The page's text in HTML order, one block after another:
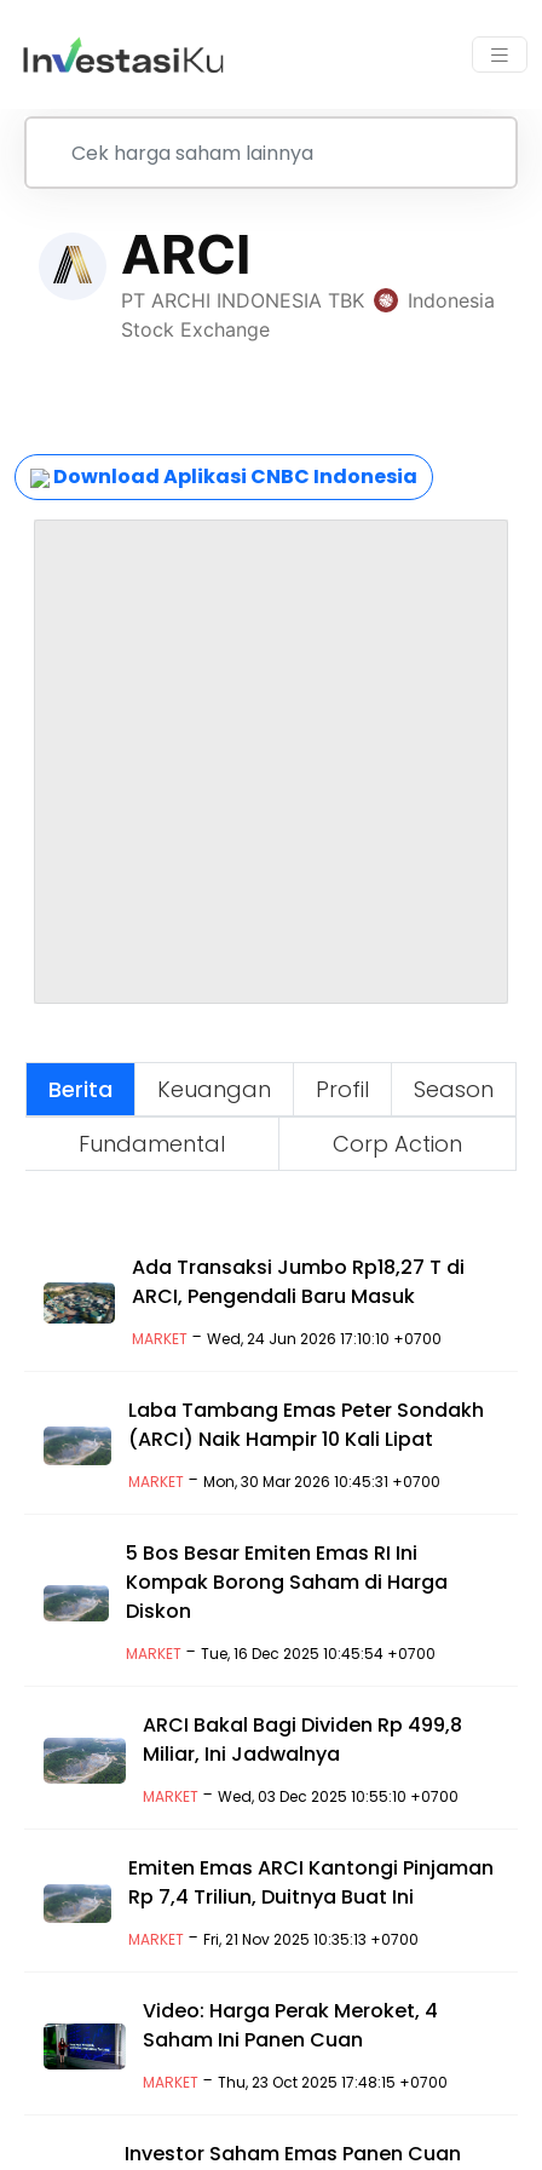
Download Aplikasi CNBC Indonesia
Berita Keuangan Profil
Season
Fundamental
Corp Action
Ada Transaksi Jumbo Rp18,27 T di
ARCI, Pengendali Baru Masuk
MARKET -Wed, 24 Jun 2026 17:10:10 +0700
Laba Tambang Emas Peter Sondakh
(ARCI) Naik Hampir 10 Kali Lipat
MARKET- Mon, 30 Mar 2026 10:45:31 +0700
5 Bos Besar Emiten Emas RI Ini
Kompak Borong Saham di Harga
Diskon
MARKET -Tue, 16 Dec 2025 10:45:54 +0700
ARCI Bakal Bagi Dividen Rp 499,8
Miliar, Ini Jadwalnya
MARKET -Wed, 03 Dec 2025 10:55:10 +0700
Emiten Emas ARCI Kantongi Pinjaman
Rp 7,4 Triliun, Duitnya Buat Ini
MARKET -Fri, 21 Nov 2025 10:35:13 +0700
Video: Harga Perak Meroket, 4
Saham Ini Panen Cuan
MARKET -Thu, 23 Oct 2025 17:48:15 +0700
Investor Saham Emas Panen Cuan